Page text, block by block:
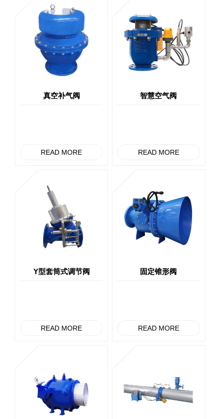
真空补气阀
READ MORE
智慧空气阀
READ MORE
Y型套筒式调节阀
READ MORE
固定锥形阀
READ MORE